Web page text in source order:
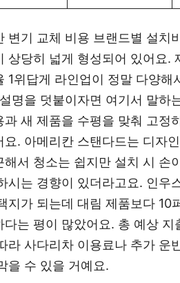
변기 교체 비용 브랜드별 설치
상당히 넓게 형성되어 있어요.
1위답게 라인업이 정말 다양
명을 덧붙이자면 여기서 말하
새 제품을 수평을 맞춰 고정
요. 아메리칸 스탠다드는 디자
서 청소는 쉽지만 설치 시 손
시는 경향이 있더라고요. 인우
지가 되는데 대림 제품보다 10
는 평이 많았어요. 총 예상
라 사다리차 이용료나 추가 운
을 수 있을 거예요.